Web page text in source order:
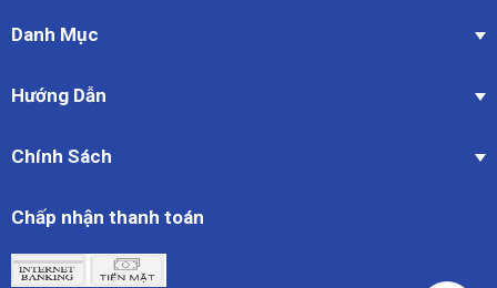
Danh Mục
Hướng Dẫn
Chính Sách
Chấp nhận thanh toán